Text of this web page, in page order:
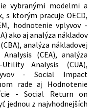
vybranými modelmi a
ktorým pracuje OECD,
hodnotenie vplyvov -
ako aj analýza nákladov
analýza nákladovej
(CEA), analýza
Analysis (CUA),
- Social Impact
rade aj Hodnotenie
- Social Return on
jednou z najvhodnejších